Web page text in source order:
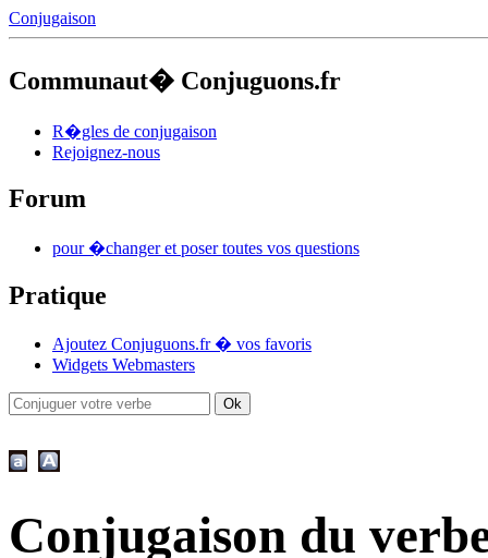
Conjugaison
Communaut� Conjuguons.fr
R�gles de conjugaison
Rejoignez-nous
Forum
pour �changer et poser toutes vos questions
Pratique
Ajoutez Conjuguons.fr � vos favoris
Widgets Webmasters
Conjugaison du